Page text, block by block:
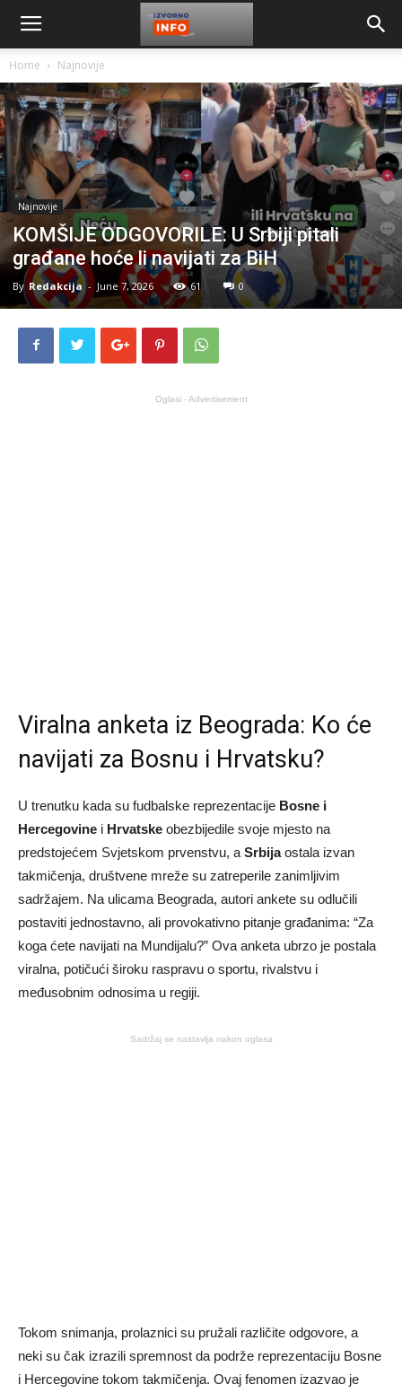
Home Najnovije
Najnovije
KOMŠIJE ODGOVORILE: U Srbiji pitali
građane hoće li navijati za BiH
By Redakcija - June 7, 2026 61 0
Oglasi - Advertisement
Viralna anketa iz Beograda: Ko će
navijati za Bosnu i Hrvatsku?
U trenutku kada su fudbalske reprezentacije Bosne i
Hercegovine i Hrvatske obezbijedile svoje mjesto na
predstojećem Svjetskom prvenstvu, a Srbijaostala izvan
takmičenja, društvene mreže su zatreperile zanimljivim
sadržajem. Na ulicama Beograda, autori ankete su odlučili
postaviti jednostavno, ali provokativno pitanje građanima: “Za
koga ćete navijati na Mundijalu?” Ova anketa ubrzo je postala
viralna, potičući široku raspravu o sportu, rivalstvu i
međusobnim odnosima u regiji.
Sadržaj se nastavlja nakon oglasa
Tokom snimanja, prolaznici su pružali različite odgovore, a
neki su čak izrazili spremnost da podrže reprezentaciju Bosne
i Hercegovine tokom takmičenja. Ovaj fenomen izazvao je